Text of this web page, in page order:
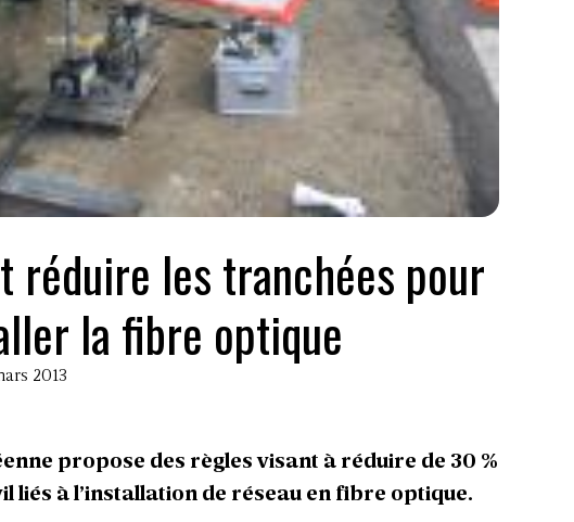
réduire les tranchées pour
la fibre optique
2013
propose des règles visant à réduire de 30 %
liés à l’installation de réseau en fibre optique.